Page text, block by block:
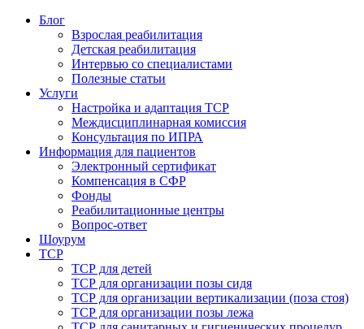
Блог
Взрослая реабилитация
Детская реабилитация
Интервью со специалистами
Полезные статьи
Услуги
Настройка и адаптация ТСР
Междисциплинарная комиссия
Консультация по ИПРА
Информация для пациентов
Электронный сертификат
Компенсация в СФР
Фонды
Реабилитационные центры
Вопрос-ответ
Шоурум
ТСР
ТСР для детей
ТСР для организации позы сидя
ТСР для организации вертикализации (поза стоя)
ТСР для организации позы лежа